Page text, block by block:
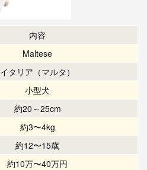
内容
Maltese
イタリア（マルタ）
小型犬
約20～25cm
約3〜4kg
約12〜15歳
約10万〜40万円